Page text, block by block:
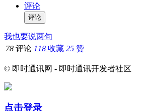
评论
我也要说两句
78 评论 118 收藏 25 赞
© 即时通讯网 - 即时通讯开发者社区
点击登录